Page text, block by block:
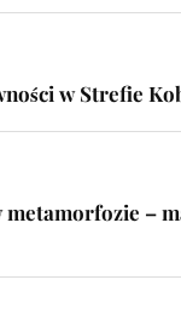
w Strefie
metamorfozie –